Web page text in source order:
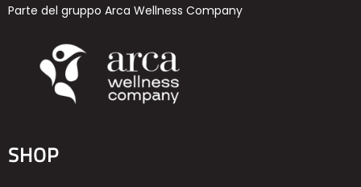
Parte del gruppo Arca Wellness Company
SHOP